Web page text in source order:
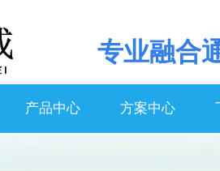
专业融合
产品中心 方案中心